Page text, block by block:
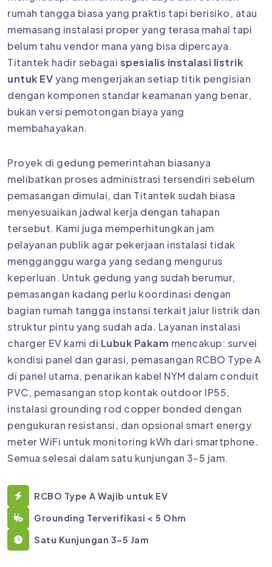
rumah tangga biasa yang praktis tapi berisiko, atau
memasang instalasi proper yang terasa mahal tapi
belum tahu vendor mana yang bisa dipercaya.
Titantek hadir sebagai spesialis instalasi listrik
untuk EV yang mengerjakan setiap titik pengisian
dengan komponen standar keamanan yang benar,
bukan versi pemotongan biaya yang
membahayakan.
Proyek di gedung pemerintahan biasanya
melibatkan proses administrasi tersendiri sebelum
pemasangan dimulai, dan Titantek sudah biasa
menyesuaikan jadwal kerja dengan tahapan
tersebut. Kami juga memperhitungkan jam
pelayanan publik agar pekerjaan instalasi tidak
mengganggu warga yang sedang mengurus
keperluan. Untuk gedung yang sudah berumur,
pemasangan kadang perlu koordinasi dengan
bagian rumah tangga instansi terkait jalur listrik dan
struktur pintu yang sudah ada. Layanan instalasi
charger EV kami di Lubuk Pakam mencakup: survei
kondisi panel dan garasi, pemasangan RCBO Type A
di panel utama, penarikan kabel NYM dalam conduit
PVC, pemasangan stop kontak outdoor IP55,
instalasi grounding rod copper bonded dengan
pengukuran resistansi, dan opsional smart energy
meter WiFi untuk monitoring kWh dari smartphone.
Semua selesai dalam satu kunjungan 3–5 jam.
RCBO Type A Wajib untuk EV
Grounding Terverifikasi < 5 Ohm
Satu Kunjungan 3–5 Jam